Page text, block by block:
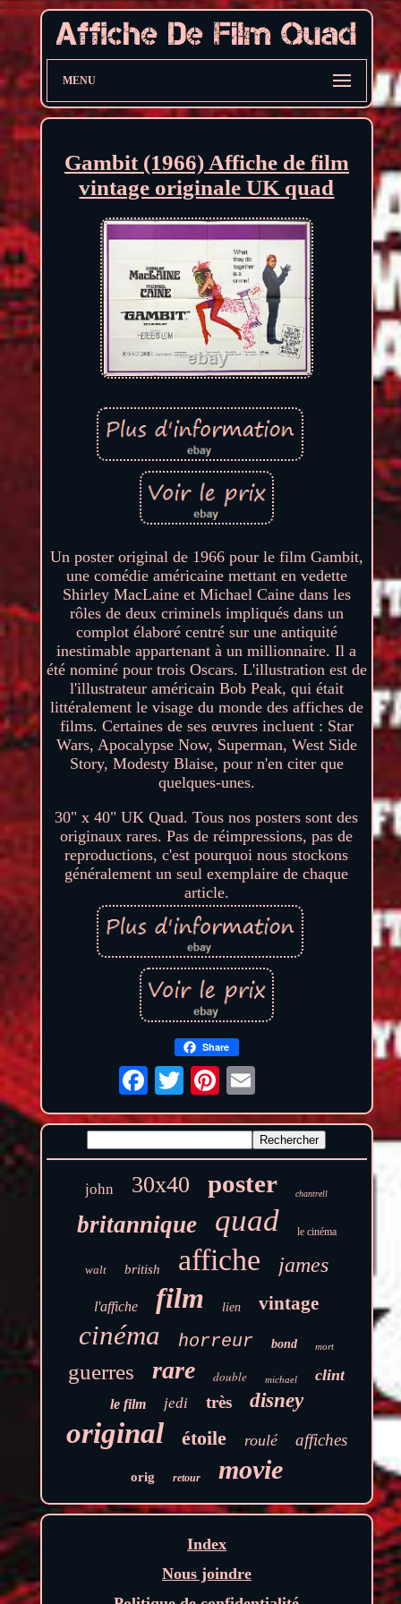
MENU
Gambit (1966) Affiche de film
vintage originale UK quad
Un poster original de 1966 pour le film Gambit,
une comédie américaine mettant en vedette
Shirley MacLaine et Michael Caine dans les
rôles de deux criminels impliqués dans un
complot élaboré centré sur une antiquité
inestimable appartenant à un millionnaire. Il a
été nominé pour trois Oscars. L'illustration est de
l'illustrateur américain Bob Peak, qui était
littéralement le visage du monde des affiches de
films. Certaines de ses œuvres incluent : Star
Wars, Apocalypse Now, Superman, West Side
Story, Modesty Blaise, pour n'en citer que
quelques-unes.
30" x 40" UK Quad. Tous nos posters sont des
originaux rares. Pas de réimpressions, pas de
reproductions, c'est pourquoi nous stockons
généralement un seul exemplaire de chaque
article.
Share
john 30x40 poster chantrell
britannique quad le cinéma
walt british affiche james
l'affiche film lien vintage
cinéma horreur bond mort
guerres rare double michael clint
le film jedi très disney
original étoile roulé affiches
orig retour movie
Index
Nous joindre